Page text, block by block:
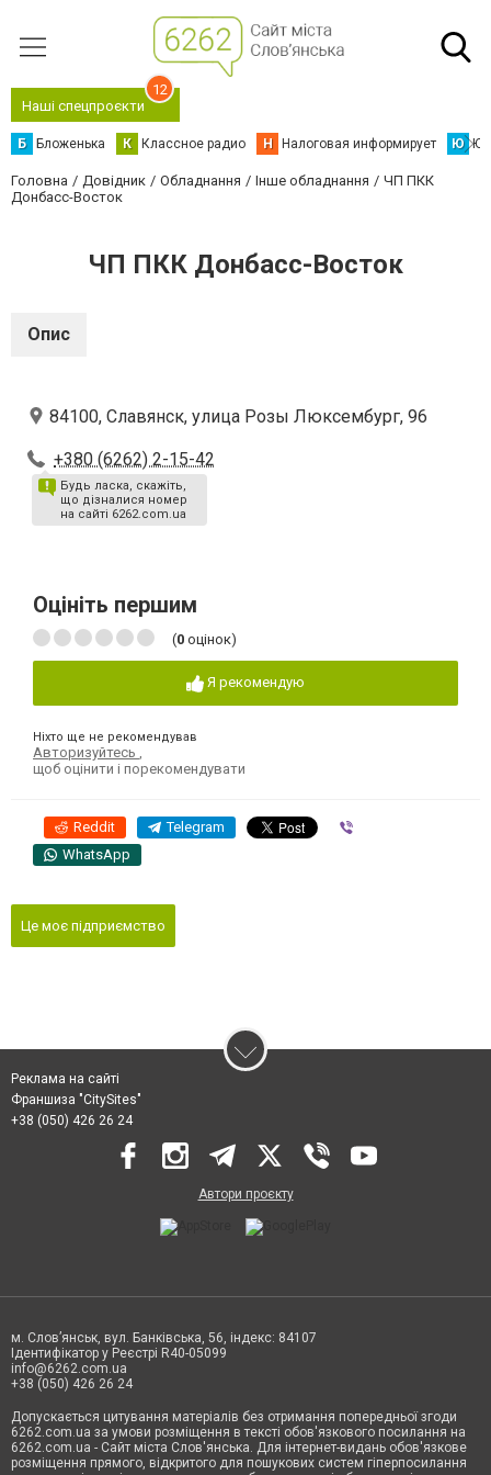
Наші спецпроєкти
12
Б Бложенька К Классное радио Н Налоговая информирует Ю
Головна Довідник Обладнання Інше обладнання
ЧП ПКК
Донбасс-Восток
ЧП ПКК Донбасс-Восток
Опис
84100, Славянск, улица Розы Люксембург, 96
+380 (6262) 2-15-42
Будь ласка, скажіть,
що дізналися номер
на сайті 6262.com.ua
Оцініть першим
(0 оцінок)
Я рекомендую
Ніхто ще не рекомендував
Авторизуйтесь
щоб оцінити і порекомендувати
Reddit Telegram
WhatsApp
Це моє підприємство
Реклама на сайті
Франшиза "CitySites"
+38 (050) 426 26 24
Автори проєкту
м. Слов’янськ, вул. Банківська, 56, індекс: 84107
Ідентифікатор у Реєстрі R40-05099
info@6262.com.ua
+38 (050) 426 26 24
Допускається цитування матеріалів без отримання попередньої згоди
6262.com.ua за умови розміщення в тексті обов'язкового посилання на
6262.com.ua - Сайт міста Слов'янська. Для інтернет-видань обов'язкове
розміщення прямого, відкритого для пошукових систем гіперпосилання